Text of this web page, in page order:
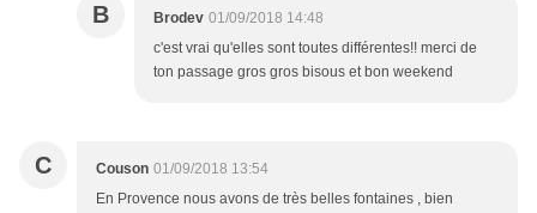
B Brodev 01/09/2018 14:48
c'est vrai qu'elles sont toutes différentes!! merci de
ton passage gros gros bisous et bon weekend
C Couson 01/09/2018 13:54
En Provence nous avons de très belles fontaines , bien